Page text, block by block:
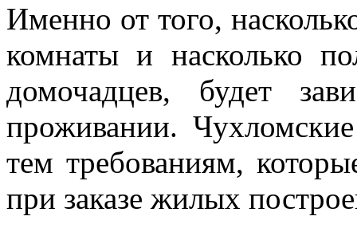
Именно от того,
комнаты и насколько
домочадцев, будет
проживании.
тем требованиям,
при заказе жилых